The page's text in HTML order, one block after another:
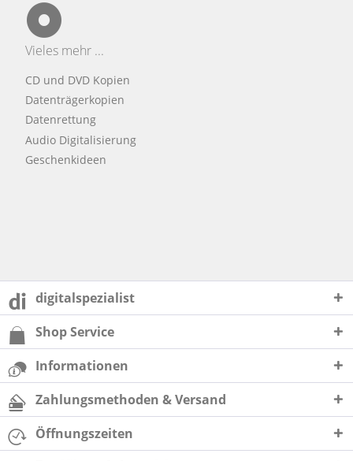
Vieles mehr ...
CD und DVD Kopien
Datenträgerkopien
Datenrettung
Audio Digitalisierung
Geschenkideen
digitalspezialist
Shop Service
Informationen
Zahlungsmethoden & Versand
Öffnungszeiten